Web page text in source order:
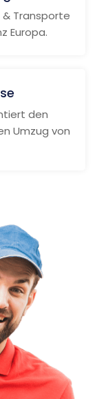
Transporte
Europa.
den
Umzug von